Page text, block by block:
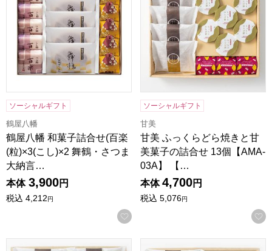
ソーシャルギフト
鶴屋八幡
鶴屋八幡 和菓子詰合せ(百楽
(粒)×3(こし)×2 舞鶴・さつま
大納言…
本体 3,900円
税込 4,212円
お気に入りに登録する
ソーシャルギフト
甘美
甘美 ふっくらどら焼きと甘
美菓子の詰合せ 13個【AMA-
03A】 【…
本体 4,700円
税込 5,076円
甘美 ふっくらどら焼きと甘美菓子の詰合せ 8個[AMA-01A]【
甘美 ふっくらどら焼きと甘